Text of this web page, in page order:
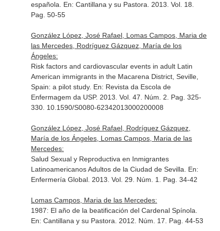
española. En: Cantillana y su Pastora . 2013. Vol. 18.
Pag. 50-55
González López, José Rafael, Lomas Campos, Maria de
las Mercedes, Rodríguez Gázquez, María de los
Ángeles:
Risk factors and cardiovascular events in adult Latin
American immigrants in the Macarena District, Seville,
Spain: a pilot study. En: Revista da Escola de
Enfermagem da USP. 2013. Vol. 47. Núm. 2. Pag. 325-
330. 10.1590/S0080-62342013000200008
González López, José Rafael, Rodríguez Gázquez,
María de los Ángeles, Lomas Campos, Maria de las
Mercedes:
Salud Sexual y Reproductiva en Inmigrantes
Latinoamericanos Adultos de la Ciudad de Sevilla. En:
Enfermería Global. 2013. Vol. 29. Núm. 1. Pag. 34-42
Lomas Campos, Maria de las Mercedes:
1987: El año de la beatificación del Cardenal Spínola.
En: Cantillana y su Pastora . 2012. Núm. 17. Pag. 44-53